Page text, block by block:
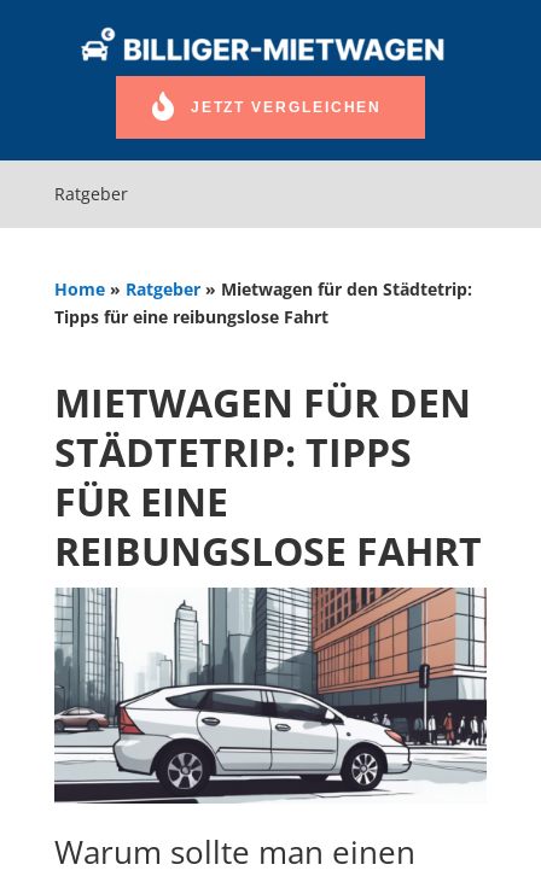
JETZT VERGLEICHEN
Ratgeber
Home» Ratgeber» Mietwagen für den Städtetrip:
Tipps für eine reibungslose Fahrt
MIETWAGEN FÜR DEN
STÄDTETRIP: TIPPS
FÜR EINE
REIBUNGSLOSE FAHRT
Warum sollte man einen